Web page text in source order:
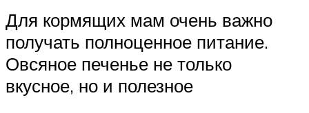
Для кормящих мам очень важно
получать полноценное питание.
Овсяное печенье не только
вкусное, но и полезное